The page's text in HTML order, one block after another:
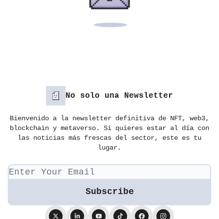
No solo una Newsletter
Bienvenido a la newsletter definitiva de NFT, web3,
blockchain y metaverso. Si quieres estar al día con
las noticias más frescas del sector, este es tu
lugar.